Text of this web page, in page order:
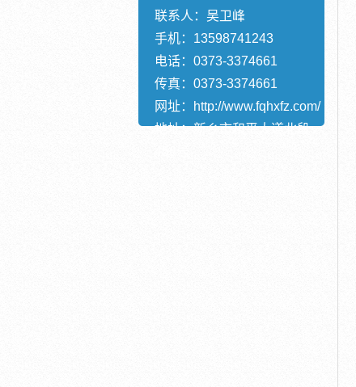
联系人：吴卫峰
手机：13598741243
电话：0373-3374661
传真：0373-3374661
网址：
http://www.fqhxfz.com/
地址：新乡市和平大道北段